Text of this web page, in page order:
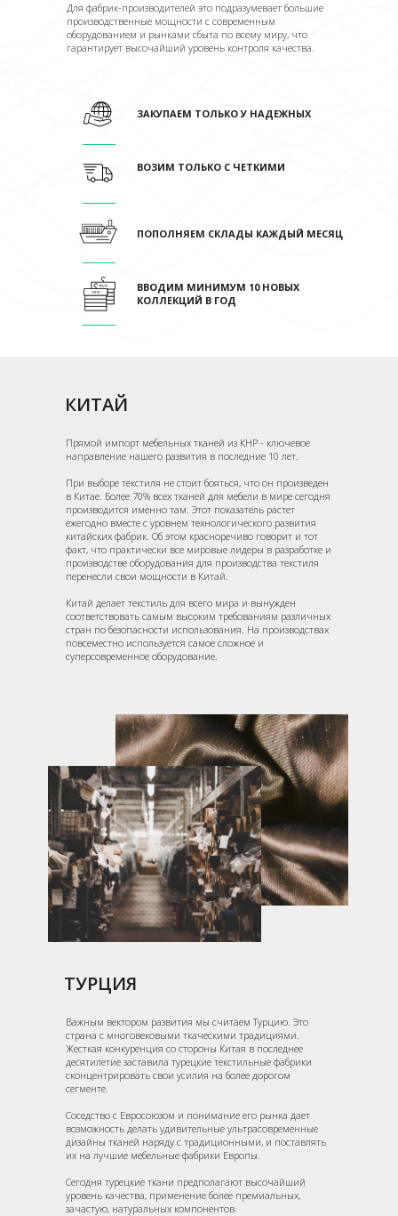
Для фабрик-производителей это подразумевает большие
производственные мощности с современным
оборудованием и рынками сбыта по всему миру, что
гарантирует высочайший уровень контроля качества.
ЗАКУПАЕМ ТОЛЬКО У НАДЕЖНЫХ
ПОПОЛНЯЕМ СКЛАДЫ КАЖДЫЙ МЕСЯЦ
ВОЗИМ ТОЛЬКО С ЧЕТКИМИ
ВВОДИМ МИНИМУМ 10 НОВЫХ
КОЛЛЕКЦИЙ В ГОД
Прямой импорт мебельных тканей из КНР - ключевое
направление нашего развития в последние 10 лет.
При выборе текстиля не стоит бояться, что он произведен
в Китае. Более 70% всех тканей для мебели в мире сегодня
производится именно там. Этот показатель растет
ежегодно вместе с уровнем технологического развития
китайских фабрик. Об этом красноречиво говорит и тот
факт, что практически все мировые лидеры в разработке и
производстве оборудования для производства текстиля
перенесли свои мощности в Китай.
Китай делает текстиль для всего мира и вынужден
соответствовать самым высоким требованиям различных
стран по безопасности использования. На производствах
повсеместно используется самое сложное и
суперсовременное оборудование.
Важным вектором развития мы считаем Турцию. Это
страна с многовековыми ткаческими традициями.
Жесткая конкуренция со стороны Китая в последнее
десятилетие заставила турецкие текстильные фабрики
сконцентрировать свои усилия на более дорогом
сегменте.
Соседство с Евросоюзом и понимание его рынка дает
возможность делать удивительные ультрасовременные
дизайны тканей наряду с традиционными, и поставлять
их на лучшие мебельные фабрики Европы.
Сегодня турецкие ткани предполагают высочайший
уровень качества, применение более премиальных,
зачастую, натуральных компонентов.
КИТАЙ
ТУРЦИЯ